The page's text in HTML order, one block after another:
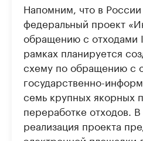
Напомним, что в
федеральный проект
обращению с отходами
рамках планируется
схему по обращению с
государственно-
семь крупных якорных
переработке отходов. В
реализация проекта